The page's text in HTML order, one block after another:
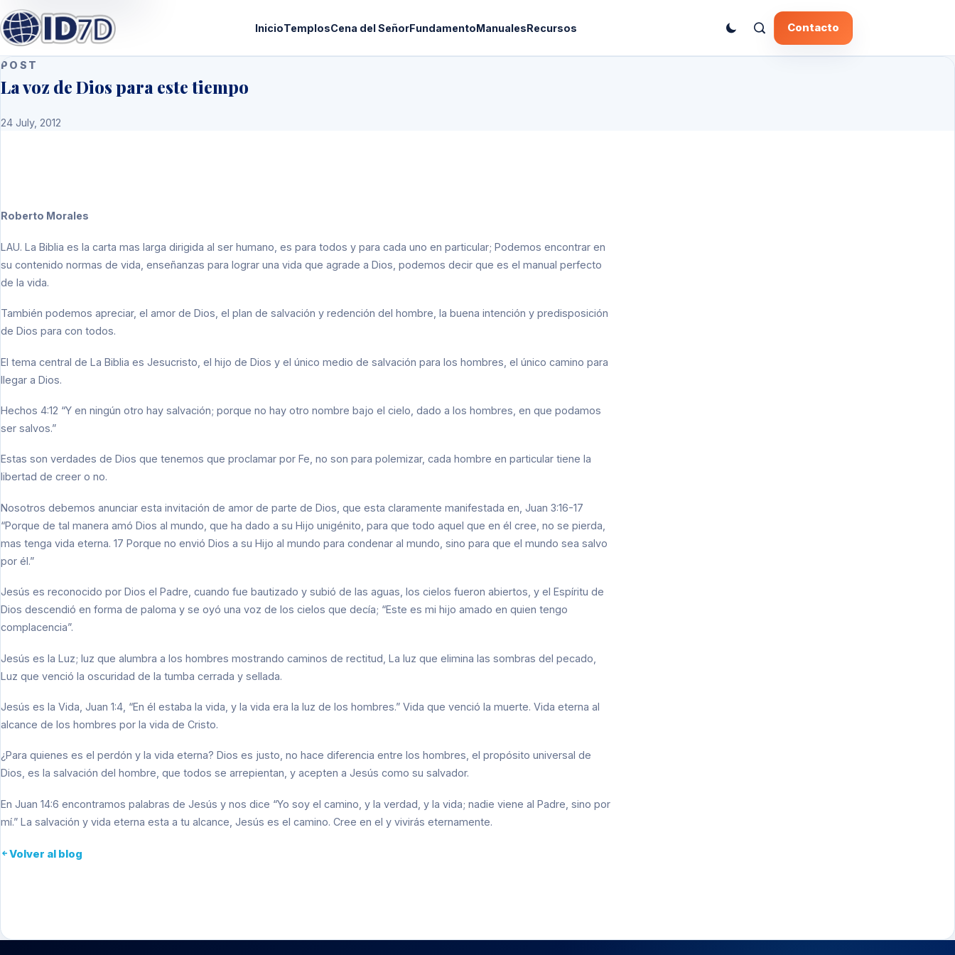
InicioTemplosCena del SeñorFundamentoManualesRecursos Contacto
POST
La voz de Dios para este tiempo
24 July, 2012
Roberto Morales
LAU. La Biblia es la carta mas larga dirigida al ser humano, es para todos y para cada uno en particular; Podemos encontrar en
su contenido normas de vida, enseñanzas para lograr una vida que agrade a Dios, podemos decir que es el manual perfecto
de la vida.
También podemos apreciar, el amor de Dios, el plan de salvación y redención del hombre, la buena intención y predisposición
de Dios para con todos.
El tema central de La Biblia es Jesucristo, el hijo de Dios y el único medio de salvación para los hombres, el único camino para
llegar a Dios.
Hechos 4:12 “Y en ningún otro hay salvación; porque no hay otro nombre bajo el cielo, dado a los hombres, en que podamos
ser salvos.”
Estas son verdades de Dios que tenemos que proclamar por Fe, no son para polemizar, cada hombre en particular tiene la
libertad de creer o no.
Nosotros debemos anunciar esta invitación de amor de parte de Dios, que esta claramente manifestada en, Juan 3:16-17
“Porque de tal manera amó Dios al mundo, que ha dado a su Hijo unigénito, para que todo aquel que en él cree, no se pierda,
mas tenga vida eterna. 17 Porque no envió Dios a su Hijo al mundo para condenar al mundo, sino para que el mundo sea salvo
por él.”
Jesús es reconocido por Dios el Padre, cuando fue bautizado y subió de las aguas, los cielos fueron abiertos, y el Espíritu de
Dios descendió en forma de paloma y se oyó una voz de los cielos que decía; “Este es mi hijo amado en quien tengo
complacencia”.
Jesús es la Luz; luz que alumbra a los hombres mostrando caminos de rectitud, La luz que elimina las sombras del pecado,
Luz que venció la oscuridad de la tumba cerrada y sellada.
Jesús es la Vida, Juan 1:4, “En él estaba la vida, y la vida era la luz de los hombres.” Vida que venció la muerte. Vida eterna al
alcance de los hombres por la vida de Cristo.
¿Para quienes es el perdón y la vida eterna? Dios es justo, no hace diferencia entre los hombres, el propósito universal de
Dios, es la salvación del hombre, que todos se arrepientan, y acepten a Jesús como su salvador.
En Juan 14:6 encontramos palabras de Jesús y nos dice “Yo soy el camino, y la verdad, y la vida; nadie viene al Padre, sino por
mí.” La salvación y vida eterna esta a tu alcance, Jesús es el camino. Cree en el y vivirás eternamente.
Volver al blog